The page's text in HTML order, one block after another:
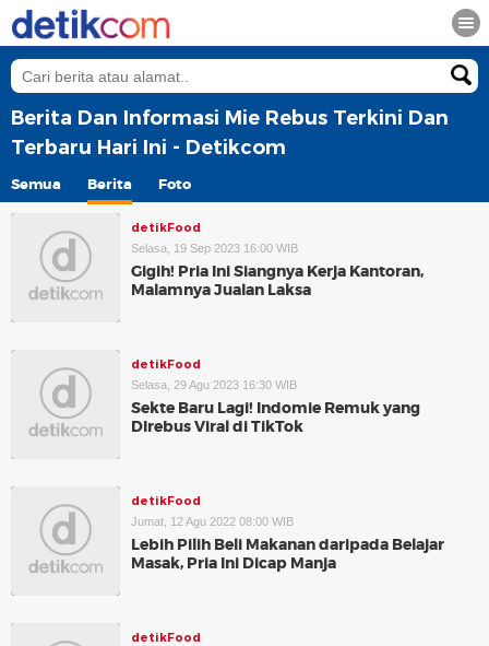
Berita Dan Informasi Mie Rebus Terkini Dan
Terbaru Hari Ini - Detikcom
Semua Berita Foto
detikFood
Selasa, 19 Sep 2023 16:00 WIB
Gigih! Pria Ini Siangnya Kerja Kantoran,
Malamnya Jualan Laksa
detikFood
Selasa, 29 Agu 2023 16:30 WIB
Sekte Baru Lagi! Indomie Remuk yang
DIrebus Viral di TikTok
detikFood
Jumat, 12 Agu 2022 08:00 WIB
Lebih Pilih Beli Makanan daripada Belajar
Masak, Pria Ini Dicap Manja
detikFood